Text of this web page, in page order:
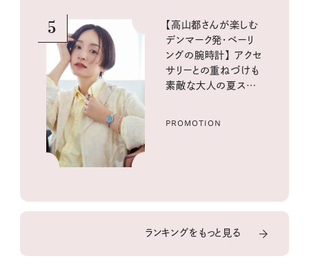
5
【高山都さんが楽しむ
デンマーク発・ベーリ
ングの腕時計】 アクセ
サリーとの重ねづけも
素敵な大人の夏スタイ
PROMOTION
ランキングをもっと見る